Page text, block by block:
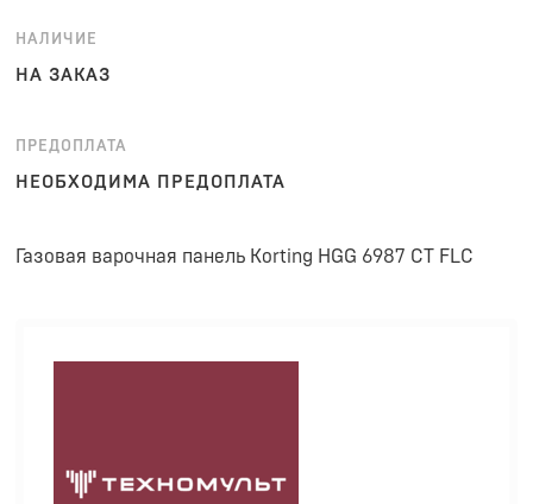
НАЛИЧИЕ
НА ЗАКАЗ
ПРЕДОПЛАТА
НЕОБХОДИМА ПРЕДОПЛАТА
Газовая варочная панель Korting HGG 6987 CT FLC